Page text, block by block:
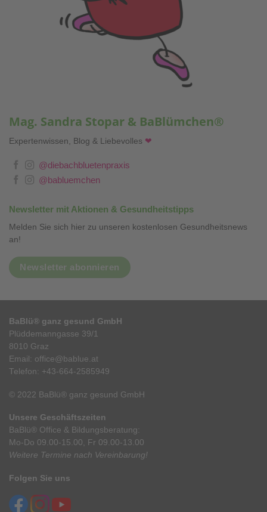
Mag. Sandra Stopar & BaBlümchen®
Expertenwissen, Blog & Liebevolles ❤
@diebachbluetenpraxis
@babluemchen
Newsletter mit Aktionen & Gesundheitstipps
Melden Sie sich hier zu unseren kostenlosen Gesundheitsnews
an!
Newsletter abonnieren
BaBlü® ganz gesund GmbH
Plüddemanngasse 39/1
8010 Graz
Email: office@bablue.at
Telefon: +43-664-2585949
© 2022 BaBlü® ganz gesund GmbH
Unsere Geschäftszeiten
BaBlü® Office & Bildungsberatung:
Mo-Do 09.00-15.00, Fr 09.00-13.00
Weitere Termine nach Vereinbarung!
Folgen Sie uns